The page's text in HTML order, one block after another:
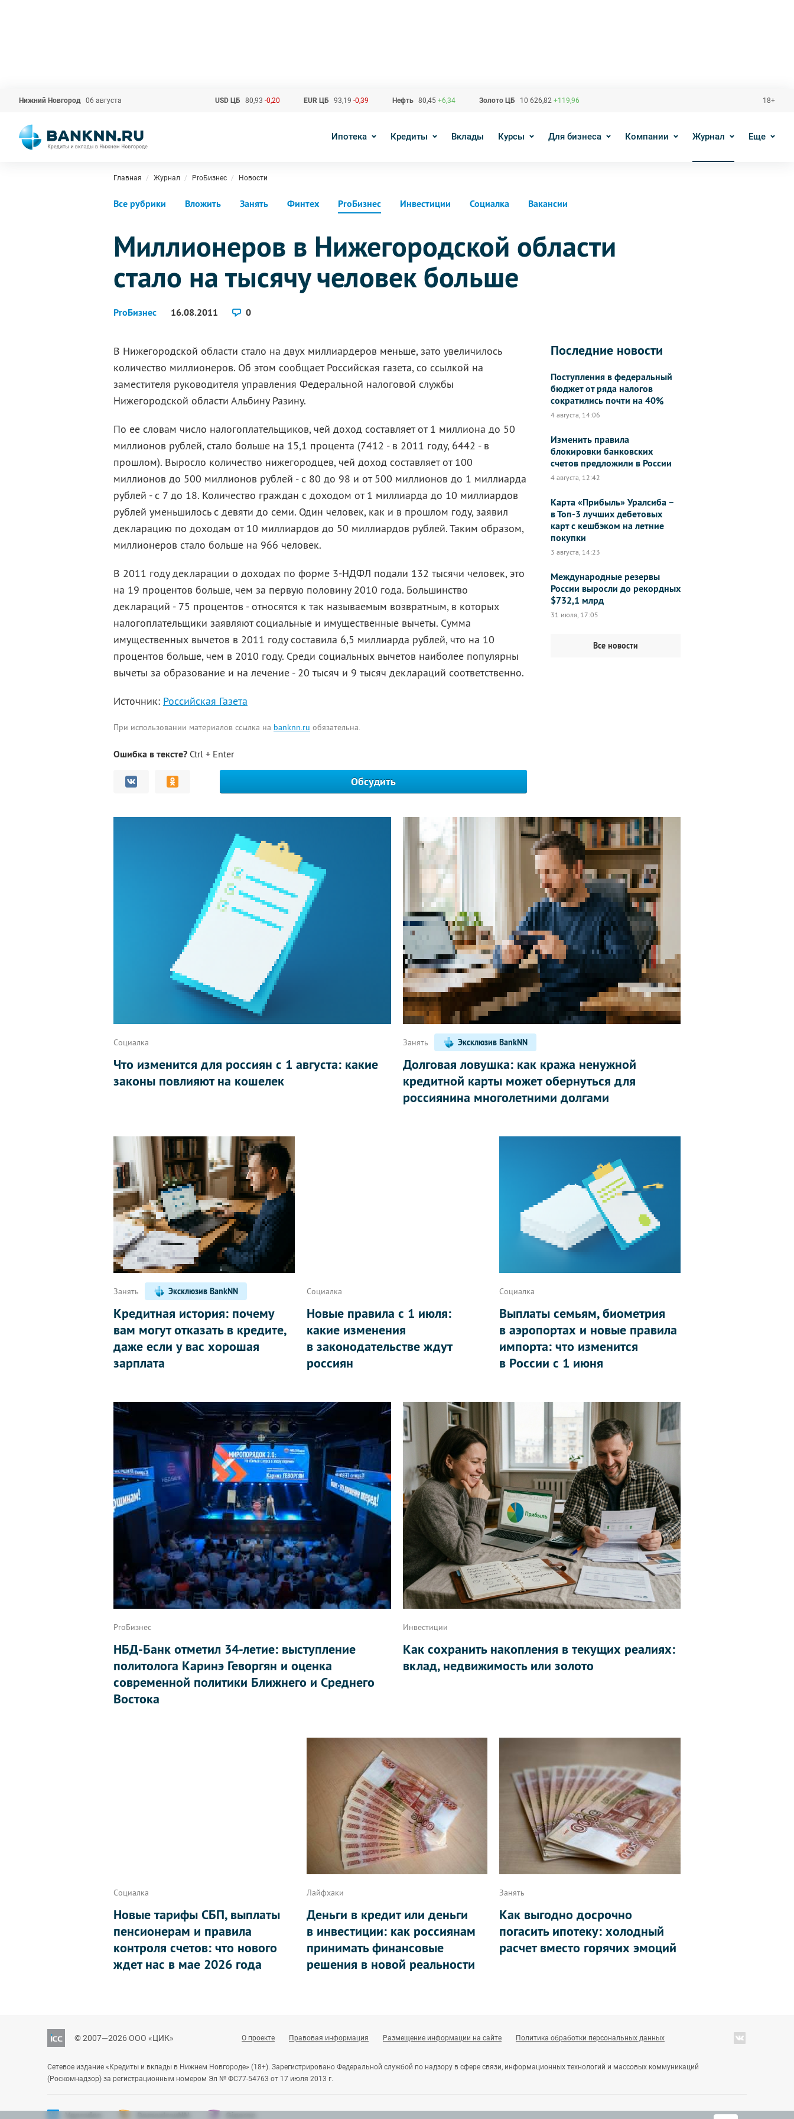
Нижний Новгород 06 августа USD ЦБ 80,93 -0,20 EUR ЦБ 93,19 -0,39 Нефть 80,45 +6,34 Золото ЦБ 10 626,82 +119,96 18+
Ипотека Кредиты Вклады Курсы Для бизнеса Компании Журнал Еще
Главная Журнал ProБизнес Новости
Все рубрики Вложить Занять Финтех ProБизнес Инвестиции Социалка Вакансии
Миллионеров в Нижегородской области
стало на тысячу человек больше
ProБизнес 16.08.2011 0
В Нижегородской области стало на двух миллиардеров меньше, зато увеличилось
количество миллионеров. Об этом сообщает Российская газета, со ссылкой на
заместителя руководителя управления Федеральной налоговой службы
Нижегородской области Альбину Разину.
По ее словам число налогоплательщиков, чей доход составляет от 1 миллиона до 50
миллионов рублей, стало больше на 15,1 процента (7412 - в 2011 году, 6442 - в
прошлом). Выросло количество нижегородцев, чей доход составляет от 100
миллионов до 500 миллионов рублей - с 80 до 98 и от 500 миллионов до 1 миллиарда
рублей - с 7 до 18. Количество граждан с доходом от 1 миллиарда до 10 миллиардов
рублей уменьшилось с девяти до семи. Один человек, как и в прошлом году, заявил
декларацию по доходам от 10 миллиардов до 50 миллиардов рублей. Таким образом,
миллионеров стало больше на 966 человек.
В 2011 году декларации о доходах по форме 3-НДФЛ подали 132 тысячи человек, это
на 19 процентов больше, чем за первую половину 2010 года. Большинство
деклараций - 75 процентов - относятся к так называемым возвратным, в которых
налогоплательщики заявляют социальные и имущественные вычеты. Сумма
имущественных вычетов в 2011 году составила 6,5 миллиарда рублей, что на 10
процентов больше, чем в 2010 году. Среди социальных вычетов наиболее популярны
вычеты за образование и на лечение - 20 тысяч и 9 тысяч деклараций соответственно.
Источник: Российская Газета
При использовании материалов ссылка на banknn.ru обязательна.
Ошибка в тексте? Ctrl + Enter
Обсудить
Последние новости
Поступления в федеральный
бюджет от ряда налогов
сократились почти на 40%
4 августа, 14:06
Изменить правила
блокировки банковских
счетов предложили в России
4 августа, 12:42
Карта «Прибыль» Уралсиба –
в Топ-3 лучших дебетовых
карт с кешбэком на летние
покупки
3 августа, 14:23
Международные резервы
России выросли до рекордных
$732,1 млрд
31 июля, 17:05
Все новости
Социалка
Что изменится для россиян с 1 августа: какие
законы повлияют на кошелек
Занять Эксклюзив BankNN
Долговая ловушка: как кража ненужной
кредитной карты может обернуться для
россиянина многолетними долгами
Занять Эксклюзив BankNN
Кредитная история: почему
вам могут отказать в кредите,
даже если у вас хорошая
зарплата
Социалка
Новые правила с 1 июля:
какие изменения
в законодательстве ждут
россиян
Социалка
Выплаты семьям, биометрия
в аэропортах и новые правила
импорта: что изменится
в России с 1 июня
ProБизнес
НБД-Банк отметил 34-летие: выступление
политолога Каринэ Геворгян и оценка
современной политики Ближнего и Среднего
Востока
Инвестиции
Как сохранить накопления в текущих реалиях:
вклад, недвижимость или золото
Социалка
Новые тарифы СБП, выплаты
пенсионерам и правила
контроля счетов: что нового
ждет нас в мае 2026 года
Лайфхаки
Деньги в кредит или деньги
в инвестиции: как россиянам
принимать финансовые
решения в новой реальности
Занять
Как выгодно досрочно
погасить ипотеку: холодный
расчет вместо горячих эмоций
© 2007—2026 ООО «ЦИК» О проекте Правовая информация Размещение информации на сайте Политика обработки персональных данных
Сетевое издание «Кредиты и вклады в Нижнем Новгороде» (18+). Зарегистрировано Федеральной службой по надзору в сфере связи, информационных технологий и массовых коммуникаций
(Роскомнадзор) за регистрационным номером Эл № ФС77-54763 от 17 июля 2013 г.